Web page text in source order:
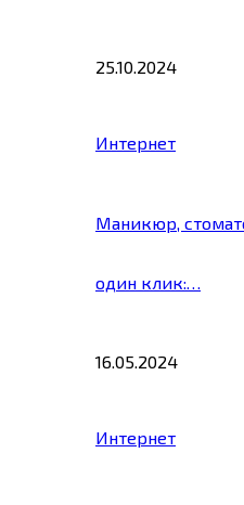
25.10.2024
Интернет
Маникюр,
один клик:…
16.05.2024
Интернет